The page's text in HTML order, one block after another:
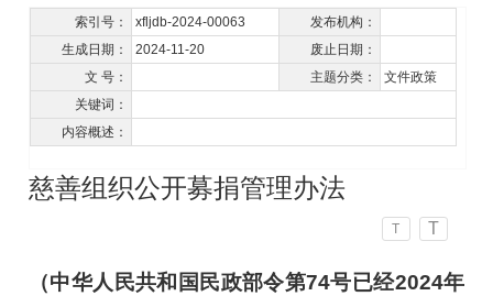
索引号： xfljdb-2024-00063
发布机构：
生成日期：
2024-11-20
废止日期：
文 号：
主题分类：
文件政策
关键词：
内容概述：
慈善组织公开募捐管理办法
T T
（中华人民共和国民政部令第74号已经2024年